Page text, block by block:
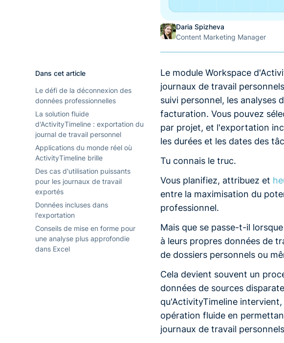
Daria Spizheva
Content Marketing Manager
Dans cet article
Le défi de la déconnexion des
données professionnelles
La solution fluide
d'ActivityTimeline : exportation du
journal de travail personnel
Applications du monde réel où
ActivityTimeline brille
Des cas d'utilisation puissants
pour les journaux de travail
exportés
Données incluses dans
l'exportation
Conseils de mise en forme pour
une analyse plus approfondie
dans Excel
Le module Workspace
journaux de travail
suivi personnel, les analyses
facturation. Vous pouvez
par projet, et l'exportation
les durées et les dates des
Tu connais le truc.
Vous planifiez, attribuez et
entre la maximisation du
professionnel.
Mais que se passe-t-il
à leurs propres données de
de dossiers personnels ou
Cela devient souvent un
données de sources
qu'ActivityTimeline
opération fluide en
journaux de travail